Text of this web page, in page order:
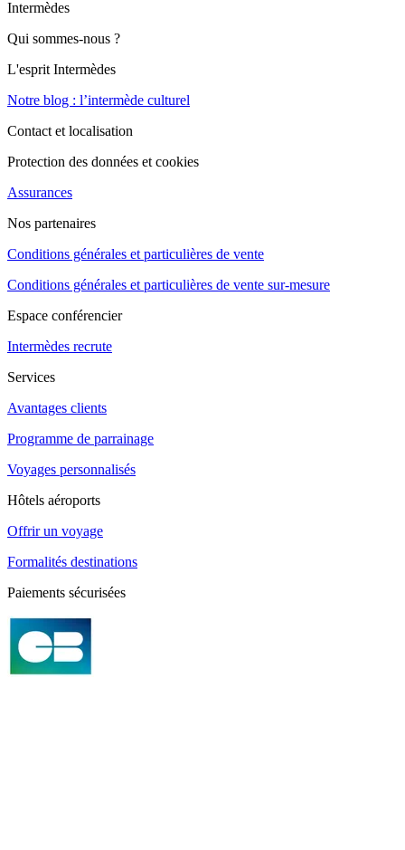
Intermèdes
Qui sommes-nous ?
L'esprit Intermèdes
Notre blog : l’intermède culturel
Contact et localisation
Protection des données et cookies
Assurances
Nos partenaires
Conditions générales et particulières de vente
Conditions générales et particulières de vente sur-mesure
Espace conférencier
Intermèdes recrute
Services
Avantages clients
Programme de parrainage
Voyages personnalisés
Hôtels aéroports
Offrir un voyage
Formalités destinations
Paiements sécurisées